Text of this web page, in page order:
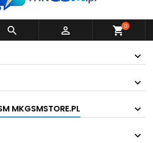
  shopping_cart0
MKGSMSTORE.PL